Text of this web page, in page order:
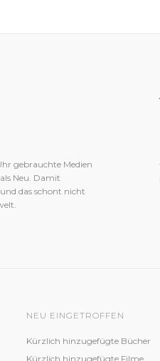
gebrauchte Medien
Neu. Damit
das schont nicht
NEU EINGETROFFEN
Kürzlich hinzugefügte Bücher
Kürzlich hinzugefügte Filme